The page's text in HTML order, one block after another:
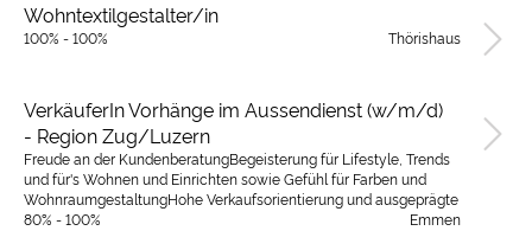
Wohntextilgestalter/in
100% - 100% Thörishaus
VerkäuferIn Vorhänge im Aussendienst (w/m/d)
- Region Zug/Luzern
Freude an der KundenberatungBegeisterung für Lifestyle, Trends
und für's Wohnen und Einrichten sowie Gefühl für Farben und
WohnraumgestaltungHohe Verkaufsorientierung und ausgeprägte
80% - 100%
Emmen